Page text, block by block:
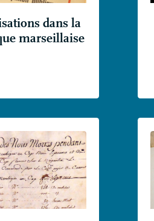
dans la
marseillaise